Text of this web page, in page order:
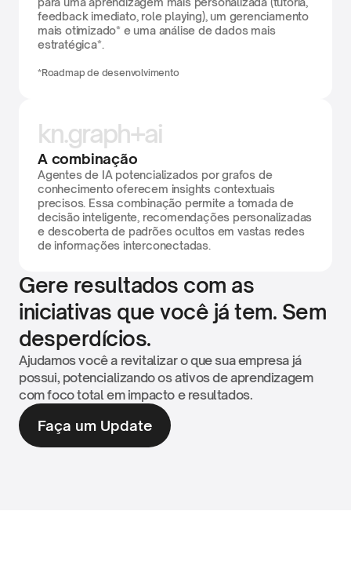
feedback imediato, role playing), um gerenciamento
mais otimizado* e uma análise de dados mais
estratégica*.
*Roadmap de desenvolvimento
kn.graph+ai
A combinação
Agentes de IA potencializados por grafos de
conhecimento oferecem insights contextuais
precisos. Essa combinação permite a tomada de
decisão inteligente, recomendações personalizadas
e descoberta de padrões ocultos em vastas redes
de informações interconectadas.
Gere resultados com as
iniciativas que você já tem. Sem
desperdícios.
Ajudamos você a revitalizar o que sua empresa já
possui, potencializando os ativos de aprendizagem
com foco total em impacto e resultados.
Faça um Update